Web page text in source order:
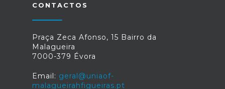
CONTACTOS
Praça Zeca Afonso, 15 Bairro da
Malagueira
7000-379 Évora
Email: geral@uniaof-
malagueirahfigueiras.pt